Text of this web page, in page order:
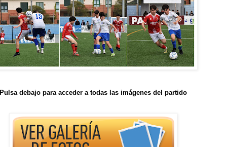
Pulsa debajo para acceder a todas las imágenes del partido